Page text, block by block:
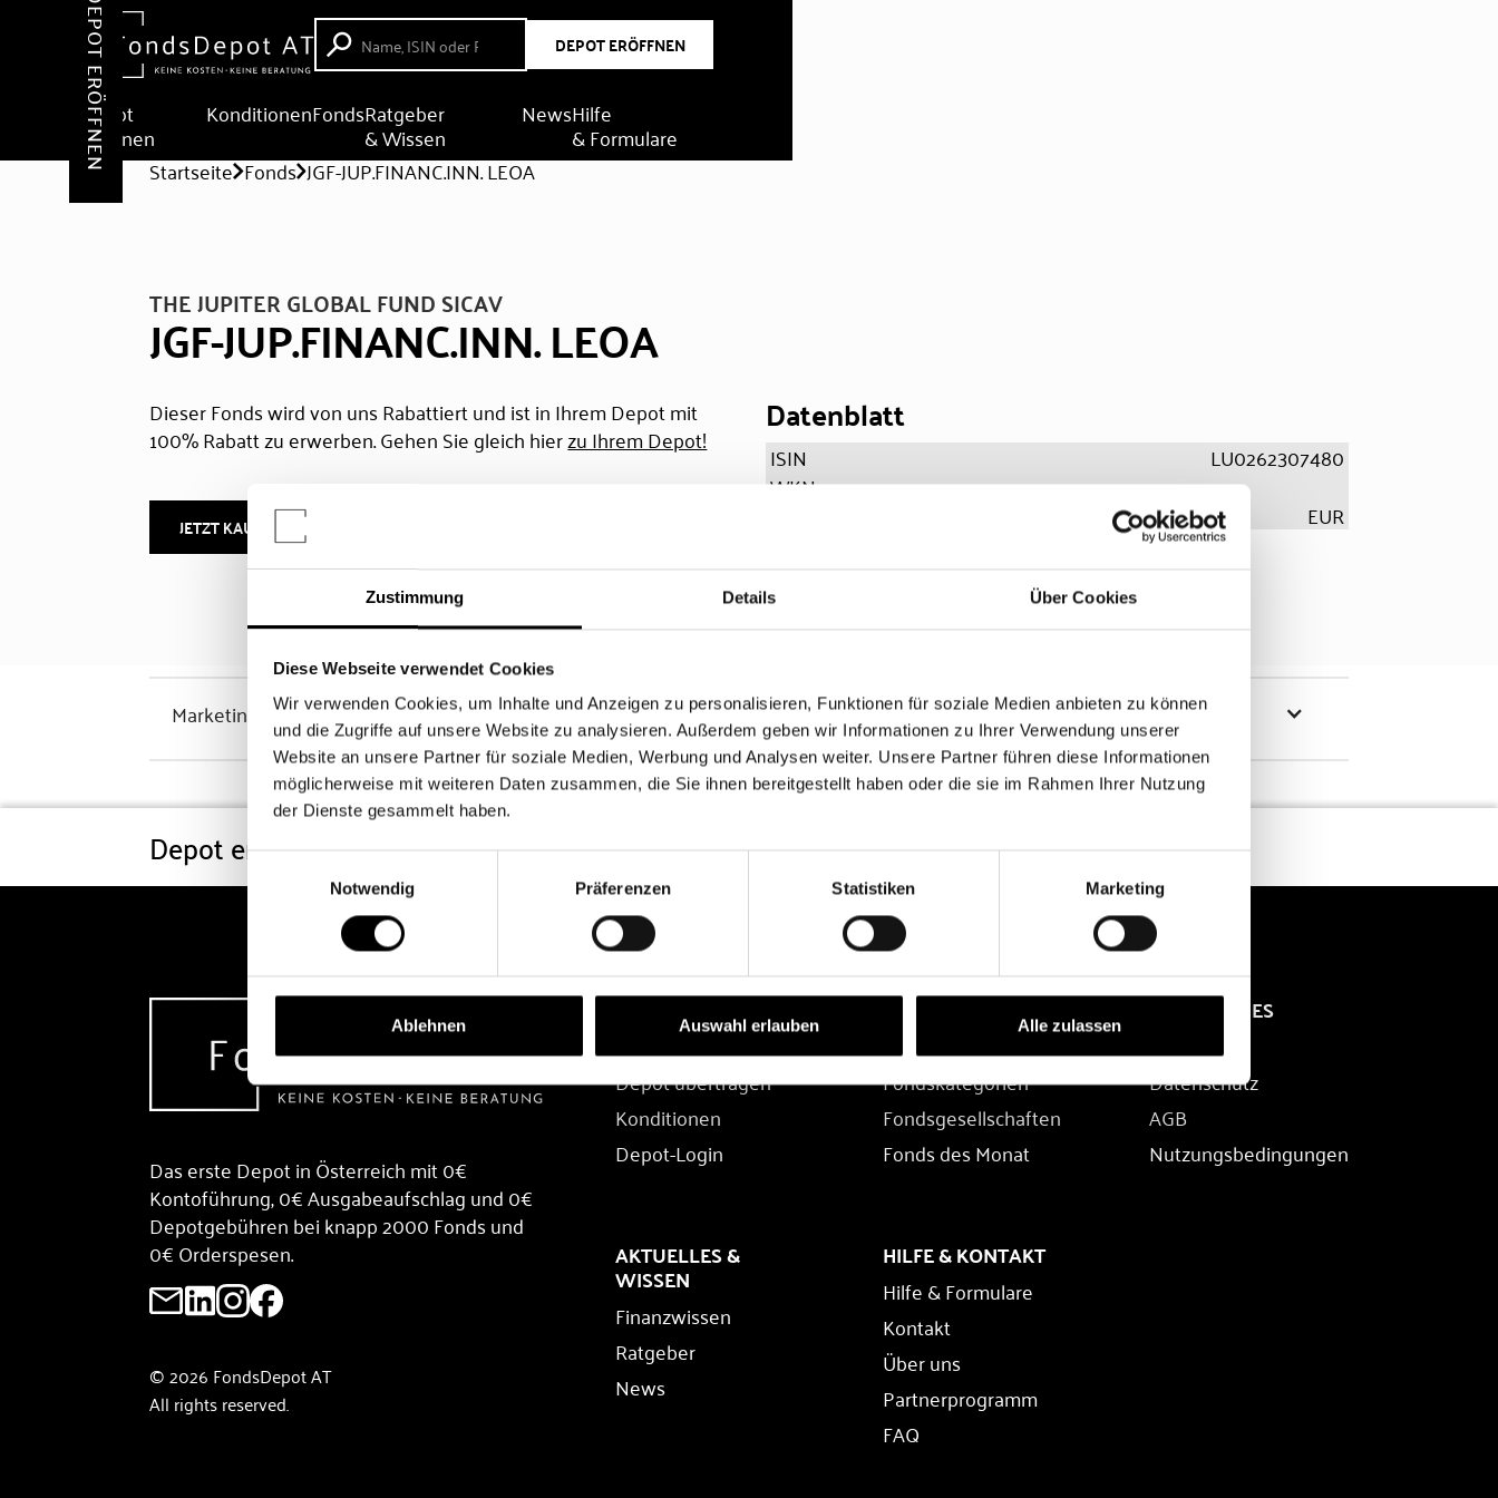
Zustimmung Details Über Cookies
Diese Webseite verwendet Cookies
Wir verwenden Cookies, um Inhalte und Anzeigen zu personalisieren, Funktionen für soziale Medien anbieten zu können
und die Zugriffe auf unsere Website zu analysieren. Außerdem geben wir Informationen zu Ihrer Verwendung unserer
Website an unsere Partner für soziale Medien, Werbung und Analysen weiter. Unsere Partner führen diese Informationen
möglicherweise mit weiteren Daten zusammen, die Sie ihnen bereitgestellt haben oder die sie im Rahmen Ihrer Nutzung
der Dienste gesammelt haben.
Einwilligungsauswahl
Notwendig
Präferenzen Statistiken Marketing
Ablehnen Auswahl erlauben Alle zulassen
DEPOT ERÖFFNEN
Depot
eröffnen
KonditionenFondsRatgeber
& Wissen
NewsHilfe
& Formulare
DEPOT ERÖFFNEN Startseite Fonds JGF-JUP.FINANC.INN. LEOA
THE JUPITER GLOBAL FUND SICAV
JGF-JUP.FINANC.INN. LEOA
Dieser Fonds wird von uns Rabattiert und ist in Ihrem Depot mit
100% Rabatt zu erwerben. Gehen Sie gleich hierzu Ihrem Depot!
JETZT KAUFEN
Datenblatt
ISIN
LU0262307480
WKN
EUR
Marketinghinweis Chancen & Risiken
Depot eröffnen Konditionen Fonds FAQ
Das erste Depot in Österreich mit 0€
Kontoführung, 0€ Ausgabeaufschlag und 0€
Depotgebühren bei knapp 2000 Fonds und
0€ Orderspesen.
© 2026 FondsDepot AT
All rights reserved.
DEPOT
Depot übertragen
Konditionen
Depot-Login
FONDS
Fondssuche
Fondskategorien
Fondsgesellschaften
Fonds des Monat
RECHTLICHES
Impressum
Datenschutz
AGB
Nutzungsbedingungen
AKTUELLES &
WISSEN
Finanzwissen
Ratgeber
News
HILFE & KONTAKT
Hilfe & Formulare
Kontakt
Über uns
Partnerprogramm
FAQ